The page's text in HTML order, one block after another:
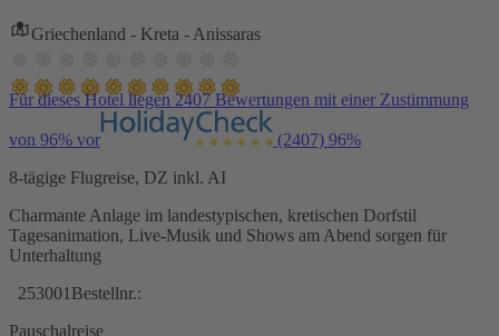
Griechenland - Kreta - Anissaras
Für dieses Hotel liegen 2407 Bewertungen mit einer Zustimmung
von 96% vor (2407) 96%
8-tägige Flugreise, DZ inkl. AI
Charmante Anlage im landestypischen, kretischen Dorfstil
Tagesanimation, Live-Musik und Shows am Abend sorgen für
Unterhaltung
253001 Bestellnr.:
Pauschalreise